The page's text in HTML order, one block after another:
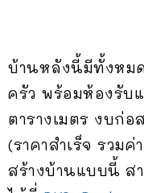
บ้านหลังนี้มีทั้งหม
ครัว พร้อมห้องรับ
ตารางเมตร งบก่
(ราคาสำเร็จ รวม
สร้างบ้านแบบนี้ ส